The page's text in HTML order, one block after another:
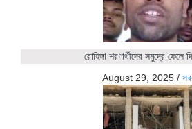
রোহিঙ্গা শরণার্থীদের সমুদ্রে ফেলে
August 29, 2025 /